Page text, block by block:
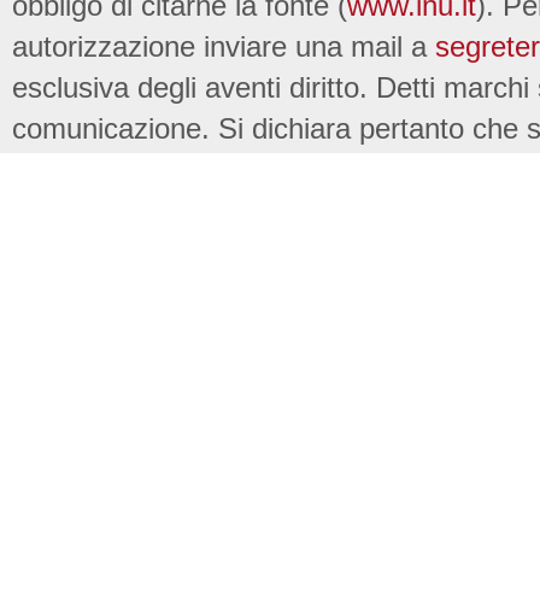
autorizzazione inviare una mail a
esclusiva degli aventi diritto. Detti
comunicazione. Si dichiara pertanto che